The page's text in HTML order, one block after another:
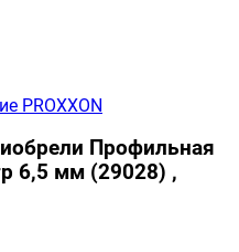
PROXXON
Профильная
6,5 мм (29028) ,